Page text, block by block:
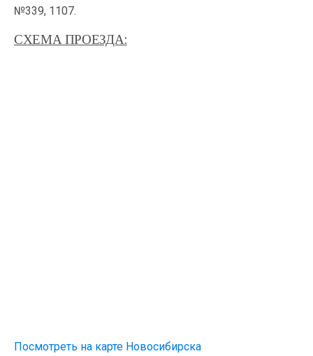
№339, 1107.
СХЕМА ПРОЕЗДА:
Посмотреть на карте Новосибирска